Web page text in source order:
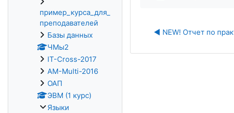
◀︎ NEW! Отчет по
пример_курса_для_
преподавателей
Базы данных
ЧМы2
IT-Cross-2017
AM-Multi-2016
ОАП
ЭВМ (1 курс)
Языки